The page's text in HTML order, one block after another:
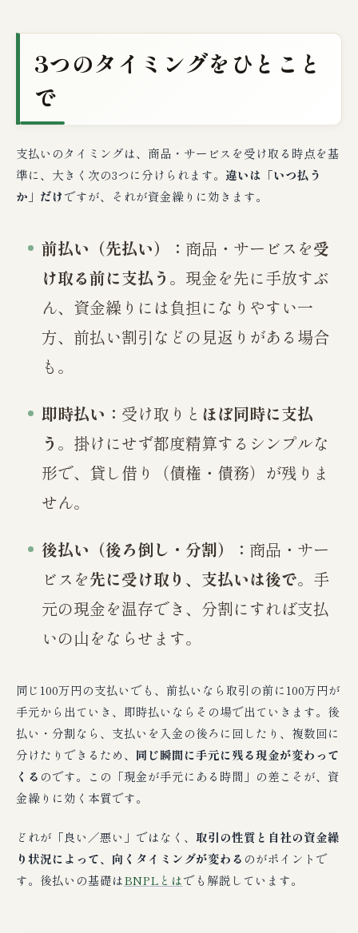
3つのタイミングをひとこと
で
支払いのタイミングは、商品・サービスを受け取る時点を基
準に、大きく次の3つに分けられます。 違いは「いつ払う
か」だけですが、それが資金繰りに効きます。
前払い（先払い）： 商品・サービスを受
け取る前に支払う 。現金を先に手放すぶ
ん、資金繰りには負担になりやすい一
方、前払い割引などの見返りがある場合
も。
即時払い： 受け取りと ほぼ同時に支払
う 。掛けにせず都度精算するシンプルな
形で、貸し借り（債権・債務）が残りま
せん。
後払い（後ろ倒し・分割）： 商品・サー
ビスを先に受け取り、支払いは後で。手
元の現金を温存でき、分割にすれば支払
いの山をならせます。
同じ100万円の支払いでも、前払いなら取引の前に100万円が
手元から出ていき、即時払いならその場で出ていきます。後
払い・分割なら、支払いを入金の後ろに回したり、複数回に
分けたりできるため、 同じ瞬間に手元に残る現金が変わって
くる のです。この「現金が手元にある時間」の差こそが、資
金繰りに効く本質です。
どれが「良い／悪い」ではなく、 取引の性質と自社の資金繰
り状況によって、向くタイミングが変わる のがポイントで
す。後払いの基礎はBNPLとはでも解説しています。